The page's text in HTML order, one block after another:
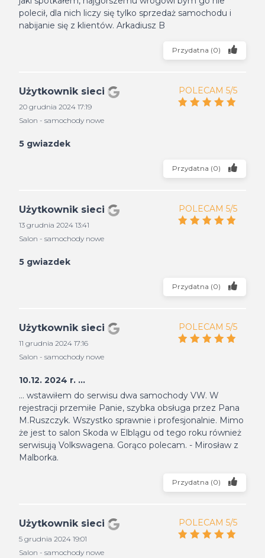
polecił, dla nich liczy się tylko sprzedaż samochodu i
nabijanie się z klientów. Arkadiusz B
Przydatna (0)
Użytkownik sieci
20 grudnia 2024 17:19
Salon - samochody nowe
POLECAM 5/5
5 gwiazdek
Przydatna (0)
Użytkownik sieci
13 grudnia 2024 13:41
Salon - samochody nowe
POLECAM 5/5
5 gwiazdek
Przydatna (0)
Użytkownik sieci
11 grudnia 2024 17:16
Salon - samochody nowe
POLECAM 5/5
10.12. 2024 r. ...
... wstawiłem do serwisu dwa samochody VW. W
rejestracji przemiłe Panie, szybka obsługa przez Pana
M.Ruszczyk. Wszystko sprawnie i profesjonalnie. Mimo
że jest to salon Skoda w Elblągu od tego roku również
serwisują Volkswagena. Gorąco polecam. - Mirosław z
Malborka.
Przydatna (0)
Użytkownik sieci
5 grudnia 2024 19:01
Salon - samochody nowe
POLECAM 5/5